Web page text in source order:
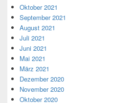
Oktober 2021
September 2021
August 2021
Juli 2021
Juni 2021
Mai 2021
März 2021
Dezember 2020
November 2020
Oktober 2020